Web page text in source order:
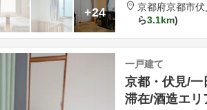
+24
京都府京都市伏
ら3.1km
一戸建て
京都・伏見/一
滞在/酒造エリ